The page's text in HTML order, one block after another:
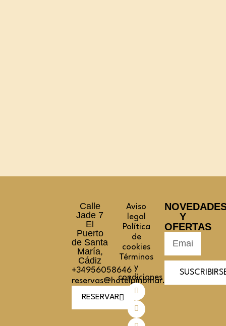
Calle
Jade 7
El
Puerto
de Santa
María,
Cádiz
+34956058646
reservas@hotelpinomar.com
RESERVAR
Aviso
legal
Política
de
cookies
Términos
y
condiciones
Y
OFERTAS